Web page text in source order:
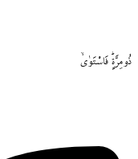
ذُومِرَّةٍۜ فَاسْتَوٰىۙ